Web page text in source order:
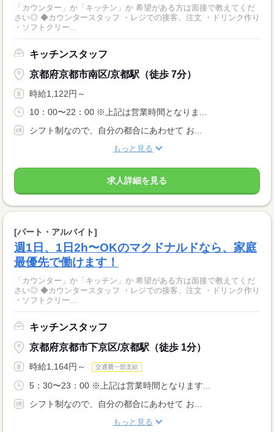
「カウンター」か「キッチン」か 希望がある方は面接で教えてくだ
さい◎ ◆カウンタースタッフ ・レジでの接客、注文 ・ドリンク作り
・ソフトクリー...
キッチンスタッフ
京都府京都市南区/京都駅（徒歩 7分）
時給1,122円～
10：00〜22：00 ※上記は営業時間となりま...
シフト制なので、自分の都合にあわせて お...
もっと見る
求人詳細を見る
[パート・アルバイト]
週1日、1日2h〜OKのマクドナルドなら、家庭
最優先で働けます！
「カウンター」か「キッチン」か 希望がある方は面接で教えてくだ
さい◎ ◆カウンタースタッフ ・レジでの接客、注文 ・ドリンク作り
・ソフトクリー...
キッチンスタッフ
京都府京都市下京区/京都駅（徒歩 1分）
時給1,164円～ 交通費一部支給
5：30〜23：00 ※上記は営業時間となります...
シフト制なので、自分の都合にあわせて お...
もっと見る